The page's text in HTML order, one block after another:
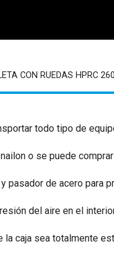
CON RUEDAS HPRC
todo tipo de
o se puede
pasador de acero para
del aire en el
la caja sea totalmente